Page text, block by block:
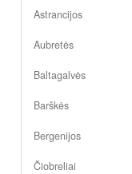
Astrancijos
Aubretės
Baltagalvės
Barškės
Bergenijos
Čiobreliai